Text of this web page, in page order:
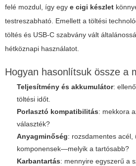
felé mozdul, így egy e cigi készlet
testreszabható. Emellett a töltési
töltés és USB-C szabvány vált
hétköznapi használatot.
Hogyan hasonlítsuk össze a
Teljesítmény és akkumulátor:
töltési időt.
Porlasztó kompatibilitás: mekkora
választék?
Anyagminőség: rozsdamentes acél,
komponensek—melyik a tartósabb?
Karbantartás: mennyire egyszerű a